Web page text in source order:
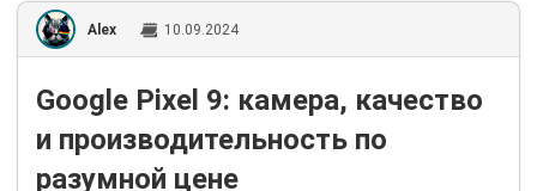
Alex 10.09.2024
Google Pixel 9: камера, качество
и производительность по
разумной цене